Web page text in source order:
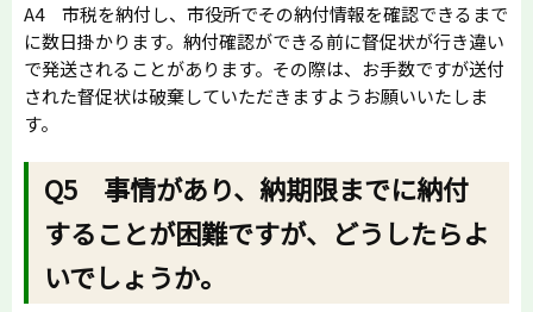
A4 市税を納付し、市役所でその納付情報を確認できるまで
に数日掛かります。納付確認ができる前に督促状が行き違い
で発送されることがあります。その際は、お手数ですが送付
された督促状は破棄していただきますようお願いいたしま
す。
Q5 事情があり、納期限までに納付
することが困難ですが、どうしたらよ
いでしょうか。